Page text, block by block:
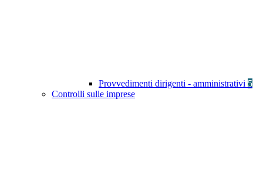
Provvedimenti dirigenti - amministrativi 5
Controlli sulle imprese